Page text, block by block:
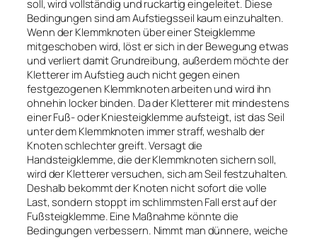
soll, wird vollständig und ruckartig eingeleitet. Diese
Bedingungen sind am Aufstiegsseil kaum einzuhalten.
Wenn der Klemmknoten über einer Steigklemme
mitgeschoben wird, löst er sich in der Bewegung etwas
und verliert damit Grundreibung, außerdem möchte der
Kletterer im Aufstieg auch nicht gegen einen
festgezogenen Klemmknoten arbeiten und wird ihn
ohnehin locker binden. Da der Kletterer mit mindestens
einer Fuß- oder Kniesteigklemme aufsteigt, ist das Seil
unter dem Klemmknoten immer straff, weshalb der
Knoten schlechter greift. Versagt die
Handsteigklemme, die der Klemmknoten sichern soll,
wird der Kletterer versuchen, sich am Seil festzuhalten.
Deshalb bekommt der Knoten nicht sofort die volle
Last, sondern stoppt im schlimmsten Fall erst auf der
Fußsteigklemme. Eine Maßnahme könnte die
Bedingungen verbessern. Nimmt man dünnere, weiche